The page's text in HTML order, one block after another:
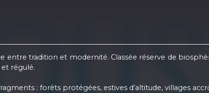
tradition et modernité. Classée réserve de
régulé.
: forêts protégées, estives d’altitude, villages